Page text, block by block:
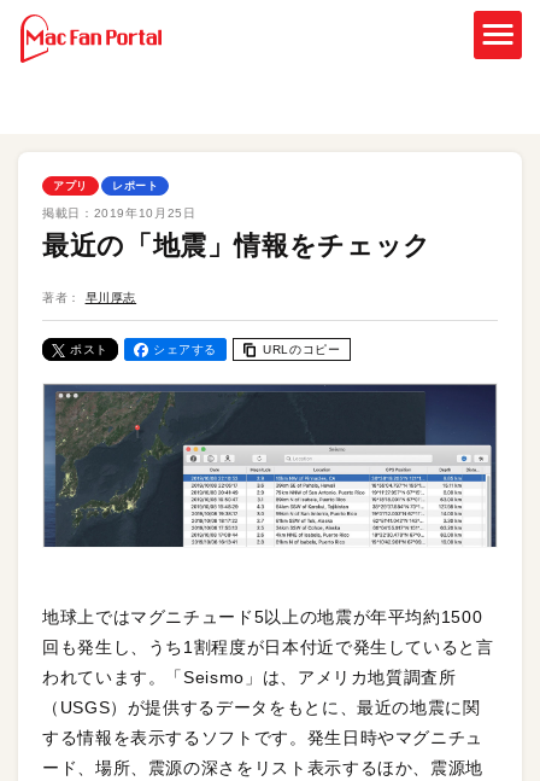
アプリ レポート
掲載日： 2019年10月25日
最近の「地震」情報をチェック
著者： 早川厚志
ポスト シェアする URLのコピー
地球上ではマグニチュード5以上の地震が年平均約1500
回も発生し、うち1割程度が日本付近で発生していると言
われています。「Seismo」は、アメリカ地質調査所
（USGS）が提供するデータをもとに、最近の地震に関
する情報を表示するソフトです。発生日時やマグニチュ
ード、場所、震源の深さをリスト表示するほか、震源地